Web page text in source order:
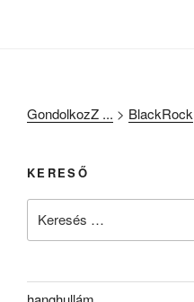
GondolkozZ ... > BlackRock
KERESŐ